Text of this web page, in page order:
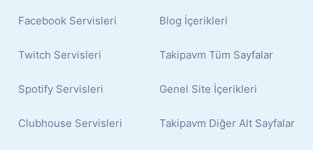
Facebook Servisleri
Twitch Servisleri
Spotify Servisleri
Clubhouse Servisleri
Blog İçerikleri
Takipavm Tüm Sayfalar
Genel Site İçerikleri
Takipavm Diğer Alt Sayfalar